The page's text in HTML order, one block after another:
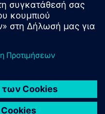
σας και θα
δυνατό